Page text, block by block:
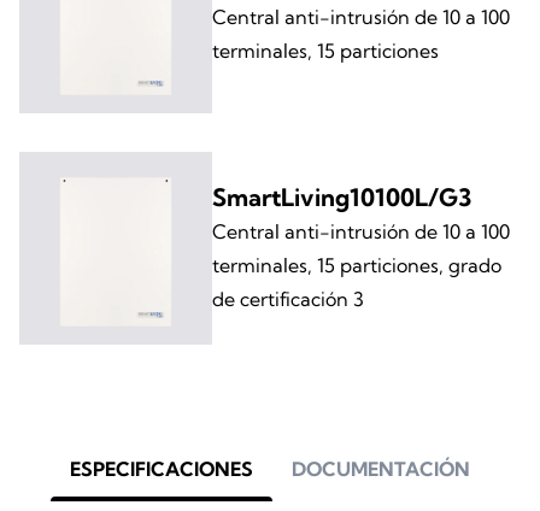
Central anti-intrusión de 10 a 100
terminales, 15 particiones
SmartLiving10100L/G3
Central anti-intrusión de 10 a 100
terminales, 15 particiones, grado
de certificación 3
ESPECIFICACIONES DOCUMENTACIÓN